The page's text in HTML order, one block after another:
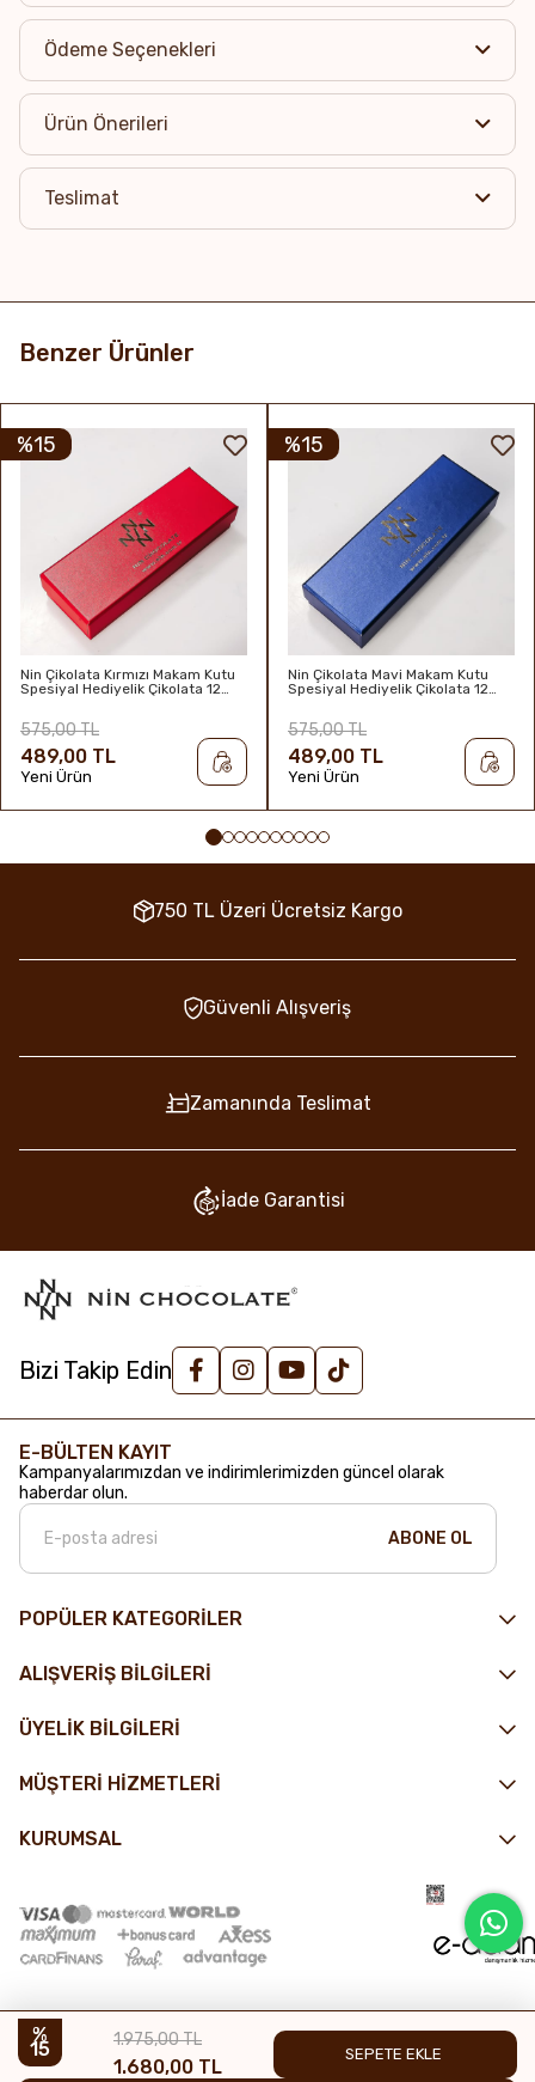
1.975,00 TL
1.680,00 TL
15
Ödeme Seçenekleri
Ürün Önerileri
Teslimat
Benzer Ürünler
Nin Çikolata Kırmızı Makam Kutu
Spesiyal Hediyelik Çikolata 12
489,00 TL
575,00 TL
Yeni Ürün
%15
Nin Çikolata Mavi Makam Kutu
Spesiyal Hediyelik Çikolata 12
489,00 TL
575,00 TL
Yeni Ürün
%15
750 TL Üzeri Ücretsiz Kargo
Güvenli Alışveriş
Zamanında Teslimat
İade Garantisi
Bizi Takip Edin
POPÜLER KATEGORİLER
ALIŞVERİŞ BİLGİLERİ
ÜYELİK BİLGİLERİ
MÜŞTERİ HİZMETLERİ
KURUMSAL
E-BÜLTEN KAYIT
Kampanyalarımızdan ve indirimlerimizden güncel olarak
haberdar olun.
ABONE OL